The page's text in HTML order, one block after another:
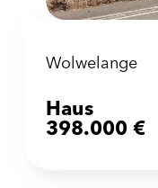
Wolwelange
Haus
398.000 €